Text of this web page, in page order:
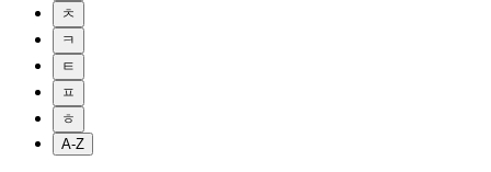
ㅊ
ㅋ
ㅌ
ㅍ
ㅎ
A-Z